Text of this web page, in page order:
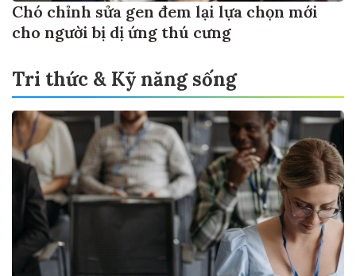
Chó chỉnh sửa gen đem lại lựa chọn mới
cho người bị dị ứng thú cưng
Tri thức & Kỹ năng sống